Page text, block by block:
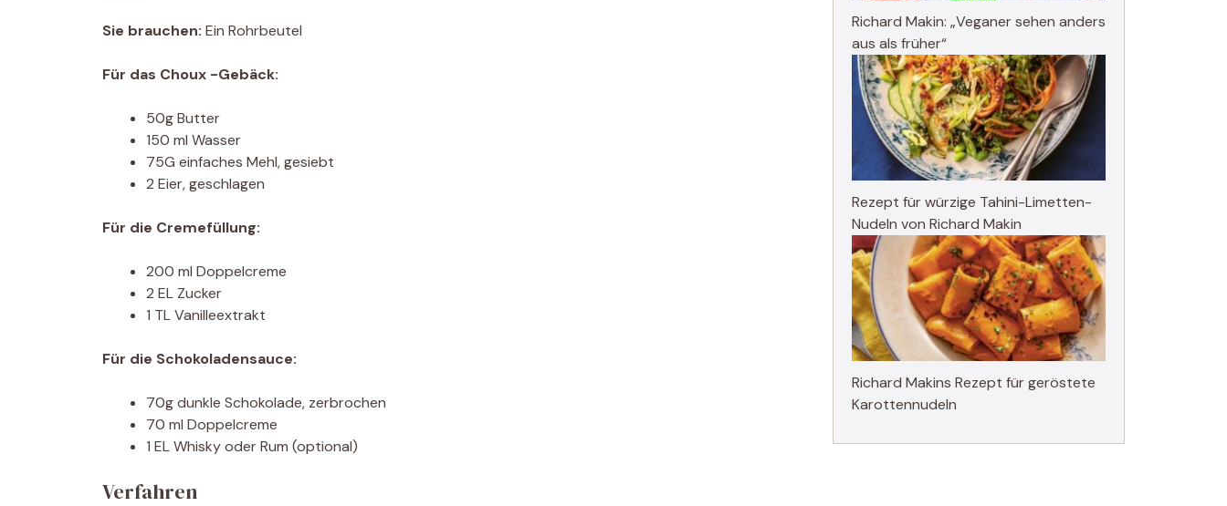
Sie brauchen: Ein Rohrbeutel
Für das Choux -Gebäck:
50g Butter
150 ml Wasser
75G einfaches Mehl, gesiebt
2 Eier, geschlagen
Für die Cremefüllung:
200 ml Doppelcreme
2 EL Zucker
1 TL Vanilleextrakt
Für die Schokoladensauce:
70g dunkle Schokolade, zerbrochen
70 ml Doppelcreme
1 EL Whisky oder Rum (optional)
Verfahren
Richard Makin: „Veganer sehen anders
aus als früher“
Rezept für würzige Tahini-Limetten-
Nudeln von Richard Makin
Richard Makins Rezept für geröstete
Karottennudeln